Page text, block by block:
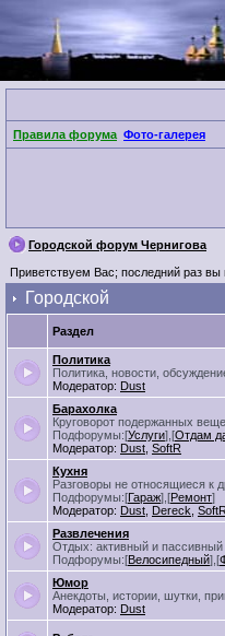
Правила форума Фото-галерея
Городской форум Чернигова
Приветствуем Вас; последний раз
Городской
Раздел
Политика
Политика, новости,
Модератор: Dust
Барахолка
Круговорот подержанных
Подфорумы:[Услуги],[Отдам
Модератор: Dust SoftR
Кухня
Разговоры не относящиеся к
Подфорумы:[Гараж],[Ремонт]
Модератор: Dust Dereck SoftR
Развлечения
Отдых: активный и пассивный
Подфорумы:[Велосипедный],[
Юмор
Анекдоты, истории, шутки,
Модератор: Dust